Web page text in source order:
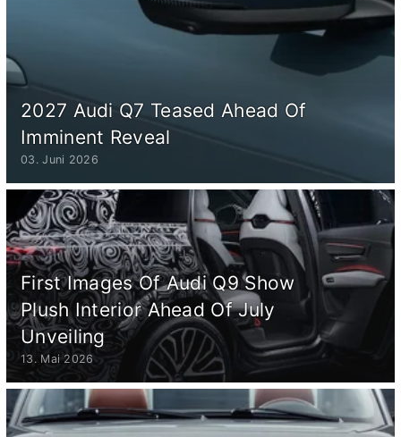
2027 Audi Q7 Teased Ahead Of
Imminent Reveal
03. Juni 2026
First Images Of Audi Q9 Show
Plush Interior Ahead Of July
Unveiling
13. Mai 2026